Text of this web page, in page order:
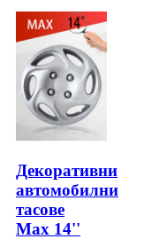
Декоративни
автомобилни
тасове
Max 14''